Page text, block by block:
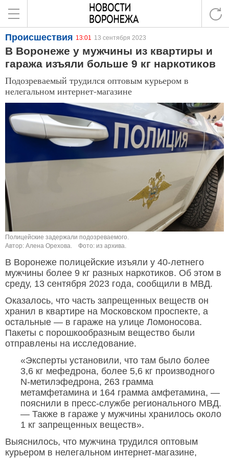
Происшествия 13:01 13 сентября 2023
В Воронеже у мужчины из квартиры и
гаража изъяли больше 9 кг наркотиков
Подозреваемый трудился оптовым курьером в
нелегальном интернет-магазине
Полицейские задержали подозреваемого.
Автор: Алена Орехова.
Фото: из архива.
В Воронеже полицейские изъяли у 40-летнего
мужчины более 9 кг разных наркотиков. Об этом в
среду, 13 сентября 2023 года, сообщили в МВД.
Оказалось, что часть запрещенных веществ он
хранил в квартире на Московском проспекте, а
остальные — в гараже на улице Ломоносова.
Пакеты с порошкообразным вещество были
отправлены на исследование.
«Эксперты установили, что там было более
3,6 кг мефедрона, более 5,6 кг производного
N-метилэфедрона, 263 грамма
метамфетамина и 164 грамма амфетамина, —
пояснили в пресс-службе регионального МВД.
— Также в гараже у мужчины хранилось около
1 кг запрещенных веществ».
Выяснилось, что мужчина трудился оптовым
курьером в нелегальном интернет-магазине,